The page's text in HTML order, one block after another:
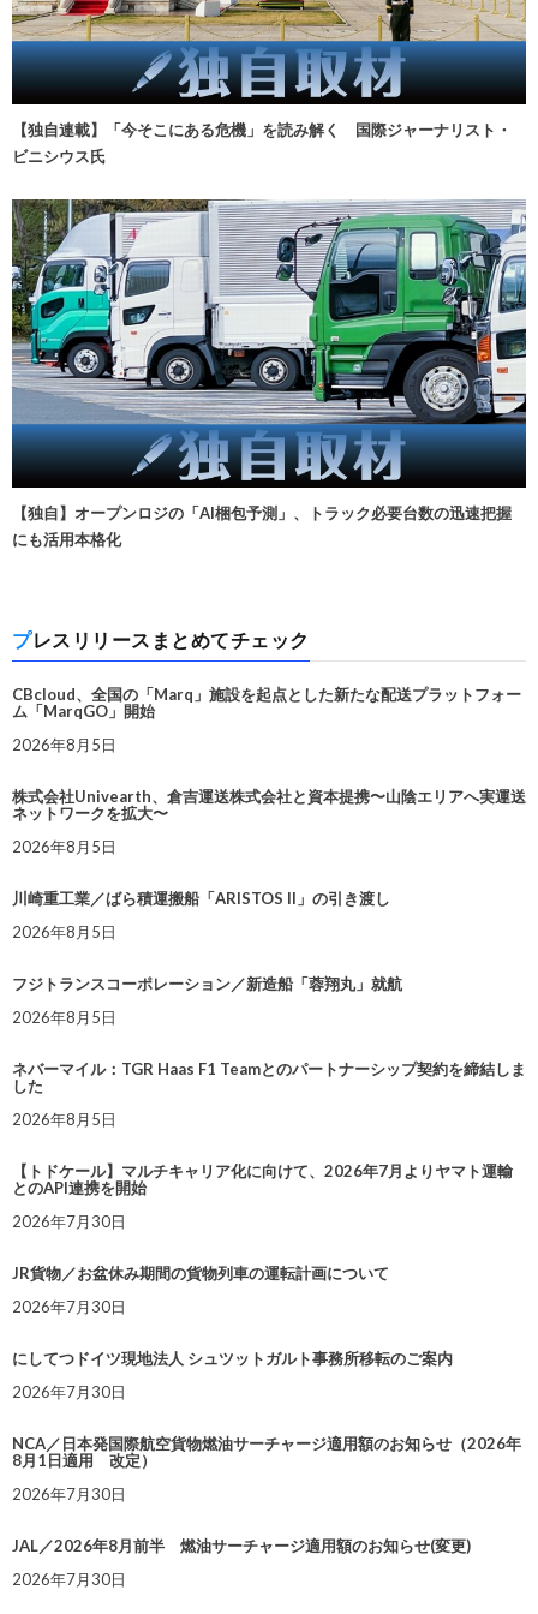
【独自連載】「今そこにある危機」を読み解く 国際ジャーナリスト・
ビニシウス氏
【独自】オープンロジの「AI梱包予測」、トラック必要台数の迅速把握
にも活用本格化
プレスリリースまとめてチェック
CBcloud、全国の「Marq」施設を起点とした新たな配送プラットフォー
ム「MarqGO」開始
2026年8月5日
株式会社Univearth、倉吉運送株式会社と資本提携〜山陰エリアへ実運送
ネットワークを拡大〜
2026年8月5日
川崎重工業／ばら積運搬船「ARISTOS II」の引き渡し
2026年8月5日
フジトランスコーポレーション／新造船「蓉翔丸」就航
2026年8月5日
ネバーマイル：TGR Haas F1 Teamとのパートナーシップ契約を締結しま
した
2026年8月5日
【トドケール】マルチキャリア化に向けて、2026年7月よりヤマト運輸
とのAPI連携を開始
2026年7月30日
JR貨物／お盆休み期間の貨物列車の運転計画について
2026年7月30日
にしてつドイツ現地法人 シュツットガルト事務所移転のご案内
2026年7月30日
NCA／日本発国際航空貨物燃油サーチャージ適用額のお知らせ（2026年
8月1日適用 改定）
2026年7月30日
JAL／2026年8月前半 燃油サーチャージ適用額のお知らせ(変更)
2026年7月30日